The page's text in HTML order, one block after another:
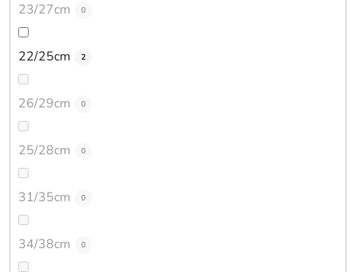
23/27cm 0
22/25cm 2
26/29cm 0
25/28cm 0
31/35cm 0
34/38cm 0